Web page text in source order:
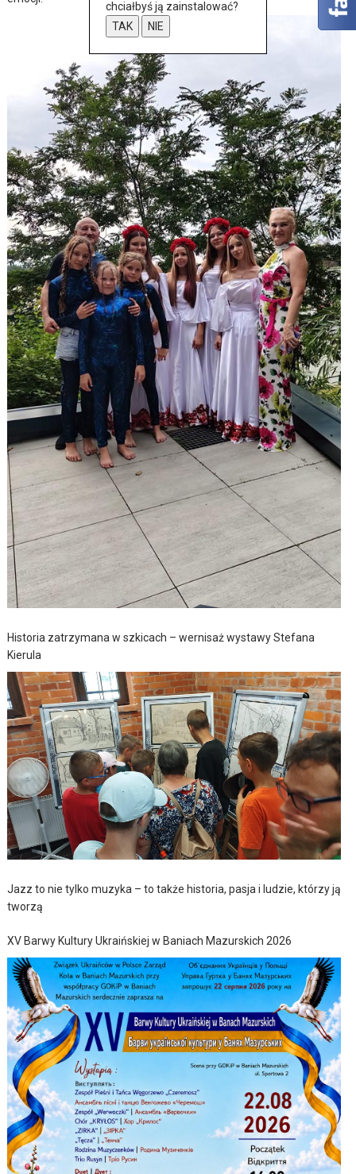
Historia zatrzymana w szkicach – wernisaż wystawy Stefana
Kierula
Jazz to nie tylko muzyka – to także historia, pasja i ludzie, którzy ją
tworzą
XV Barwy Kultury Ukraińskiej w Baniach Mazurskich 2026
chciałbyś ją zainstalować?
TAK
NIE